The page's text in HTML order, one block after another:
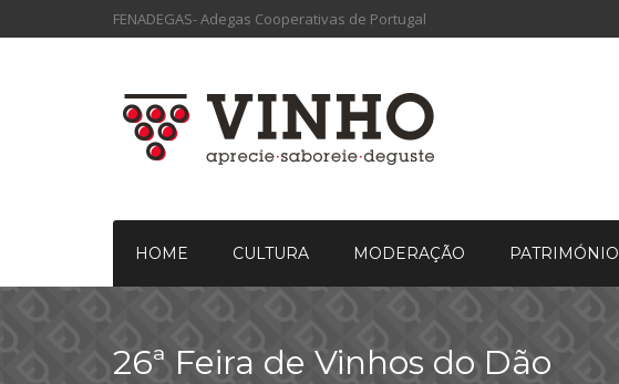
FENADEGAS- Adegas Cooperativas de Portugal
HOME CULTURA MODERAÇÃO PATRIMÓNIO
26ª Feira de Vinhos do Dão